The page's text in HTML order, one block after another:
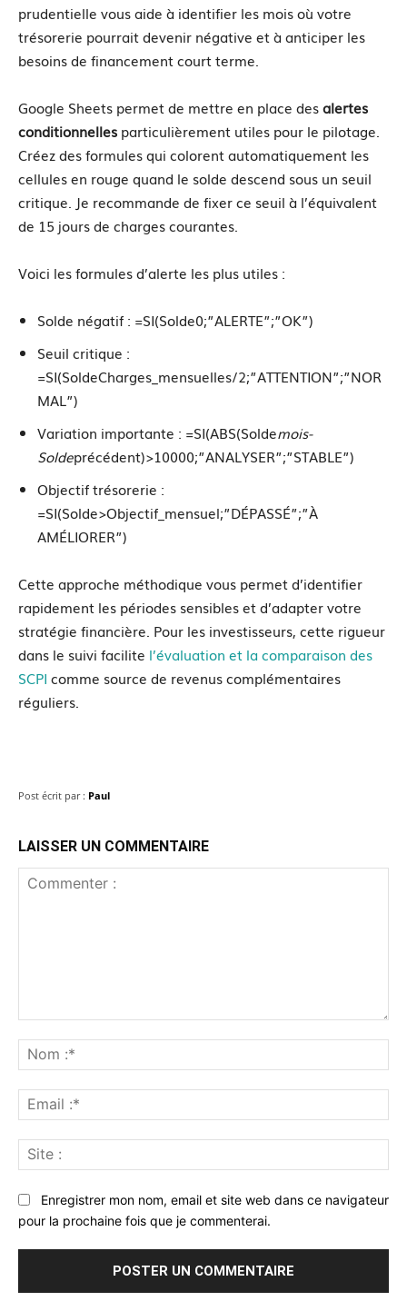
prudentielle vous aide à identifier les mois où votre
trésorerie pourrait devenir négative et à anticiper les
besoins de financement court terme.
Google Sheets permet de mettre en place desalertes
conditionnelles particulièrement utiles pour le pilotage.
Créez des formules qui colorent automatiquement les
cellules en rouge quand le solde descend sous un seuil
critique. Je recommande de fixer ce seuil à l’équivalent
de 15 jours de charges courantes.
Voici les formules d’alerte les plus utiles :
Solde négatif : =SI(Solde0;”ALERTE”;”OK”)
Seuil critique :
=SI(SoldeCharges_mensuelles/2;”ATTENTION”;”NOR
MAL”)
Variation importante : =SI(ABS(Soldemois-
Soldeprécédent)>10000;”ANALYSER”;”STABLE”)
Objectif trésorerie :
=SI(Solde>Objectif_mensuel;”DÉPASSÉ”;”À
AMÉLIORER”)
Cette approche méthodique vous permet d’identifier
rapidement les périodes sensibles et d’adapter votre
stratégie financière. Pour les investisseurs, cette rigueur
dans le suivi facilite l’évaluation et la comparaison des
SCPI comme source de revenus complémentaires
réguliers.
Post écrit par : Paul
LAISSER UN COMMENTAIRE
:*
:*
:
Enregistrer mon nom, email et site web dans ce navigateur
pour la prochaine fois que je commenterai.